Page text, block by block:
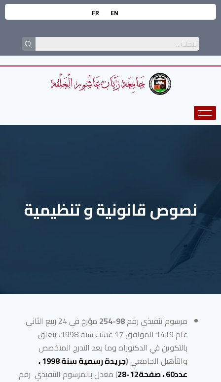
EN
FR
نصوص قانونية و تنظيمية
مرسوم تنفيذي رقم98-254
مؤرخ في 24 ربيع الثاني
عام 1419 الموافق 17 غشت سنة 1998، يتعلق
بالتكوين في الدكتوراه وما بعد التدرج المتخصص
والتأهيل الجامعي(
جريدة رسمية سنة 1998 ،
عدد60 ، صفحة12-28
) معدل بالمرسوم التنفيذي رقم